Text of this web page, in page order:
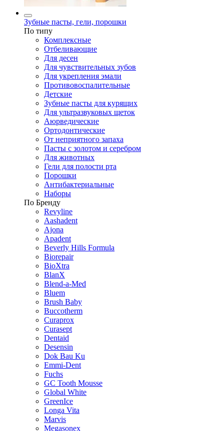
Зубные пасты, гели, порошки
По типу
Комплексные
Отбеливающие
Для десен
Для чувствительных зубов
Для укрепления эмали
Противовоспалительные
Детские
Зубные пасты для курящих
Для ультразвуковых щеток
Аюрведические
Ортодонтические
От неприятного запаха
Пасты с золотом и серебром
Для животных
Гели для полости рта
Порошки
Антибактериальные
Наборы
По Бренду
Revyline
Aashadent
Ajona
Apadent
Beverly Hills Formula
Biorepair
BioXtra
BlanX
Blend-a-Med
Bluem
Brush Baby
Buccotherm
Curaprox
Curasept
Dentaid
Desensin
Dok Bau Ku
Emmi-Dent
Fuchs
GC Tooth Mousse
Global White
GreenIce
Longa Vita
Marvis
Megasonex